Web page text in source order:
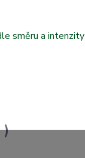
směru a intenzity